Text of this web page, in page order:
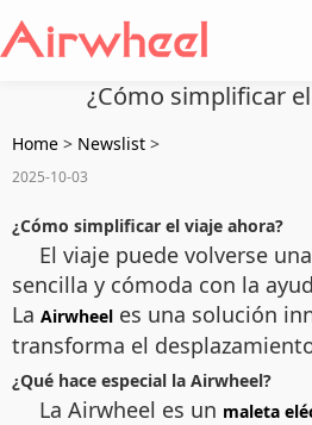
¿Cómo simplificar
Home > Newslist >
2025-10-03
¿Cómo simplificar el viaje ahora?
El viaje puede volverse
sencilla y cómoda con la
La Airwheel es una solución
transforma el
¿Qué hace especial la Airwheel?
La Airwheel es un maleta